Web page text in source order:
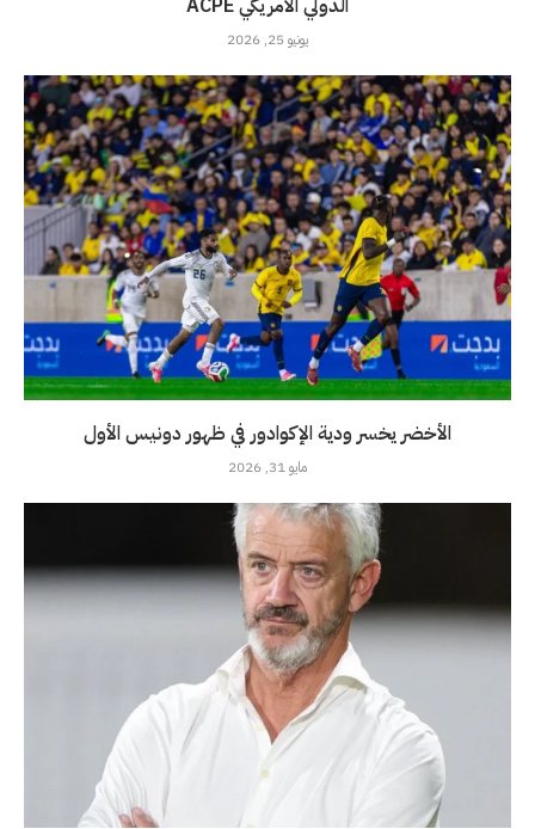
يونيو 25, 2026
الأخضر يخسر ودية الإكوادور في ظهور دونيس الأول
مايو 31, 2026